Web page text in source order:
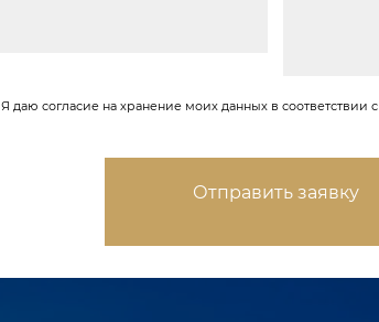
Я даю согласие на хранение моих данных в соответствии с